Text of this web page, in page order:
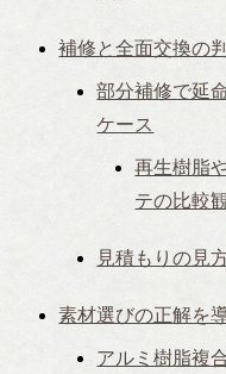
補修と全面交換の
部分補修で延
ケース
再生樹脂
テの比較
見積もりの見
素材選びの正解を
アルミ樹脂複